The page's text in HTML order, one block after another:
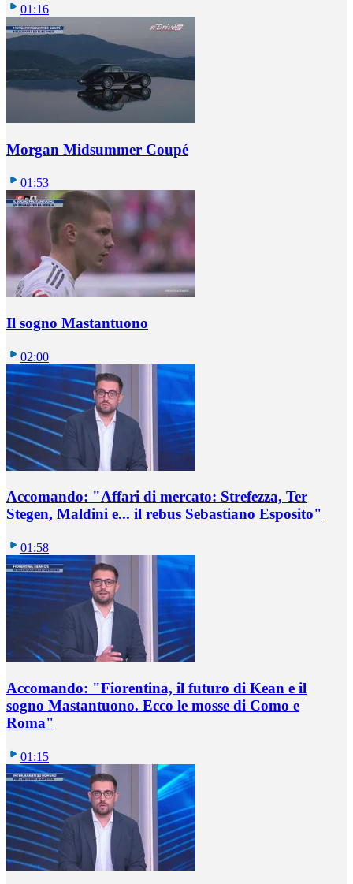
01:16
Morgan Midsummer Coupé
01:53
Il sogno Mastantuono
02:00
Accomando: "Affari di mercato: Strefezza, Ter
Stegen, Maldini e... il rebus Sebastiano Esposito"
01:58
Accomando: "Fiorentina, il futuro di Kean e il
sogno Mastantuono. Ecco le mosse di Como e
Roma"
01:15